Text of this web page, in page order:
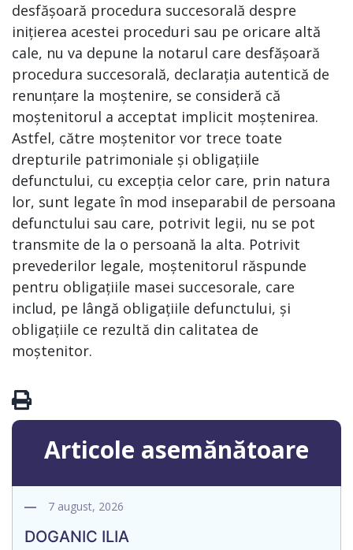
desfășoară procedura succesorală despre
inițierea acestei proceduri sau pe oricare altă
cale, nu va depune la notarul care desfășoară
procedura succesorală, declarația autentică de
renunțare la moștenire, se consideră că
moștenitorul a acceptat implicit moștenirea.
Astfel, către moștenitor vor trece toate
drepturile patrimoniale și obligațiile
defunctului, cu excepția celor care, prin natura
lor, sunt legate în mod inseparabil de persoana
defunctului sau care, potrivit legii, nu se pot
transmite de la o persoană la alta. Potrivit
prevederilor legale, moștenitorul răspunde
pentru obligațiile masei succesorale, care
includ, pe lângă obligațiile defunctului, și
obligațiile ce rezultă din calitatea de
moștenitor.
Articole asemănătoare
7 august, 2026
DOGANIC ILIA